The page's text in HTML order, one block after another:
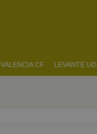
VALENCIA CF LEVANTE UD